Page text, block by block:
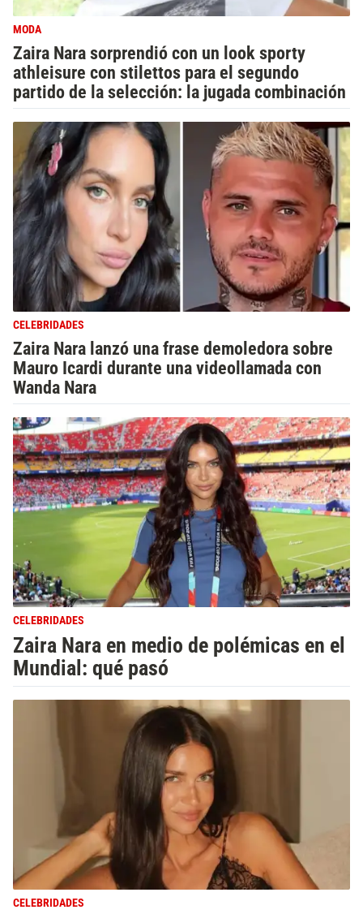
MODA
Zaira Nara sorprendió con un look sporty
athleisure con stilettos para el segundo
partido de la selección: la jugada combinación
CELEBRIDADES
Zaira Nara lanzó una frase demoledora sobre
Mauro Icardi durante una videollamada con
Wanda Nara
CELEBRIDADES
Zaira Nara en medio de polémicas en el
Mundial: qué pasó
CELEBRIDADES